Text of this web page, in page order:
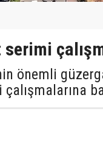
önemli